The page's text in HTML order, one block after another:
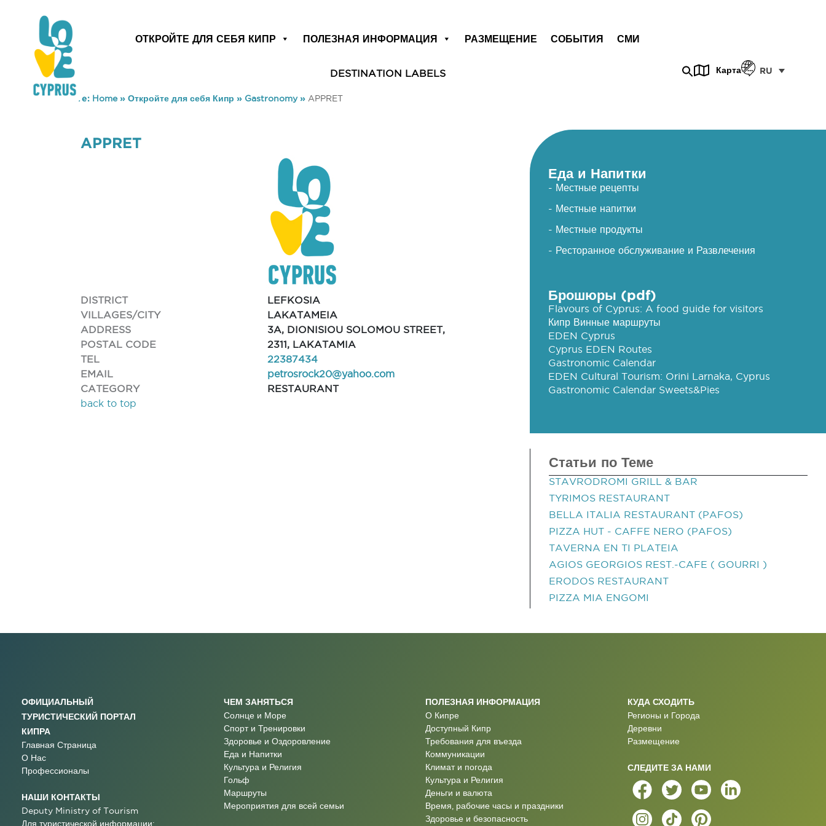
ОТКРОЙТЕ ДЛЯ СЕБЯ КИПР ПОЛЕЗНАЯ ИНФОРМАЦИЯ РАЗМЕЩЕНИЕ СОБЫТИЯ СМИ
DESTINATION LABELS Карта RU
You are here: Home» Откройте для себя Кипр » Gastronomy» APPRET
APPRET
DISTRICT
LEFKOSIA
VILLAGES/CITY
LAKATAMEIA
ADDRESS
3A, DIONISIOU SOLOMOU STREET,
POSTAL CODE
2311, LAKATAMIA
TEL
22387434
EMAIL
petrosrock20@yahoo.com
CATEGORY
RESTAURANT
back to top
Еда и Напитки
- Местные рецепты
- Местные напитки
- Местные продукты
- Ресторанное обслуживание и Развлечения
Брошюры (pdf)
Flavours of Cyprus: A food guide for visitors
Кипр Винные маршруты
EDEN Cyprus
Cyprus EDEN Routes
Gastronomic Calendar
EDEN Cultural Tourism: Orini Larnaka, Cyprus
Gastronomic Calendar Sweets&Pies
Статьи по Теме
STAVRODROMI GRILL & BAR
TYRIMOS RESTAURANT
BELLA ITALIA RESTAURANT (PAFOS)
PIZZA HUT - CAFFE NERO (PAFOS)
TAVERNA EN TI PLATEIA
AGIOS GEORGIOS REST.-CAFE ( GOURRI )
ERODOS RESTAURANT
PIZZA MIA ENGOMI
ОФИЦИАЛЬНЫЙ
ТУРИСТИЧЕСКИЙ ПОРТАЛ
КИПРА
Главная Страница
О Нас
Профессионалы
НАШИ КОНТАКТЫ
Deputy Ministry of Tourism
Для туристической информации:
ЧЕМ ЗАНЯТЬСЯ
Солнце и Море
Спорт и Тренировки
Здоровье и Оздоровление
Еда и Напитки
Культура и Религия
Гольф
Маршруты
Мероприятия для всей семьи
ПОЛЕЗНАЯ ИНФОРМАЦИЯ
О Кипре
Доступный Кипр
Требования для въезда
Коммуникации
Климат и погода
Культура и Религия
Деньги и валюта
Время, рабочие часы и праздники
Здоровье и безопасность
КУДА СХОДИТЬ
Регионы и Города
Деревни
Размещение
СЛЕДИТЕ ЗА НАМИ